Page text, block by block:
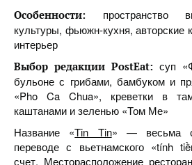
Особенности: пространство
культуры, фьюжн-кухня, авторские
интерьер
Выбор редакции PostEat: суп
бульоне с грибами, бамбуком и
«Pho Ca Chua», креветки в
каштанами и зеленью «Том Ме»
Название «Tin Tin» — весьма
переводе с вьетнамского «tính
счет. Месторасположение